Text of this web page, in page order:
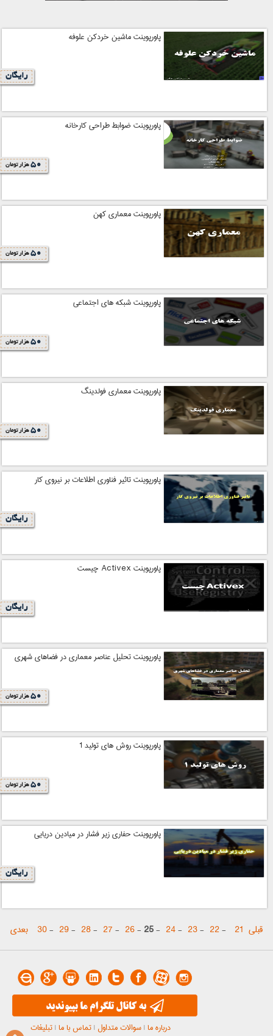
پاورپوینت ماشین خردکن علوفه
رایگان
پاورپوینت ضوابط طراحی کارخانه
50 هزار تومان
پاورپوینت معماری کهن
50 هزار تومان
پاورپوینت شبکه های اجتماعی
50 هزار تومان
پاورپوینت معماری فولدینگ
50 هزار تومان
پاورپوینت تاثیر فناوری اطلاعات بر نیروی کار
رایگان
پاورپوینت Activex چیست
رایگان
پاورپوینت تحلیل عناصر معماری در فضاهای شهری
50 هزار تومان
پاورپوینت روش های تولید 1
50 هزار تومان
پاورپوینت حفاری زیر فشار در میادین دریایی
رایگان
قبلی 21
-
22
-
23
-
24
-
25
-
26
-
27
-
28
-
29
-
30 بعدی
درباره ما |سوالات متداول |تماس با ما |تبلیغات